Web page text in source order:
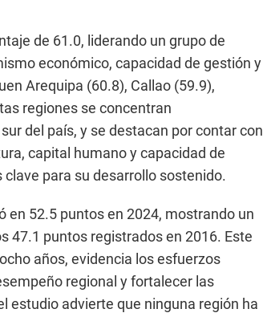
de 61.0, liderando un grupo de
económico, capacidad de gestión y
Arequipa (60.8), Callao (59.9),
regiones se concentran
del país, y se destacan por contar con
capital humano y capacidad de
para su desarrollo sostenido.
en 52.5 puntos en 2024, mostrando un
47.1 puntos registrados en 2016. Este
años, evidencia los esfuerzos
regional y fortalecer las
estudio advierte que ninguna región ha